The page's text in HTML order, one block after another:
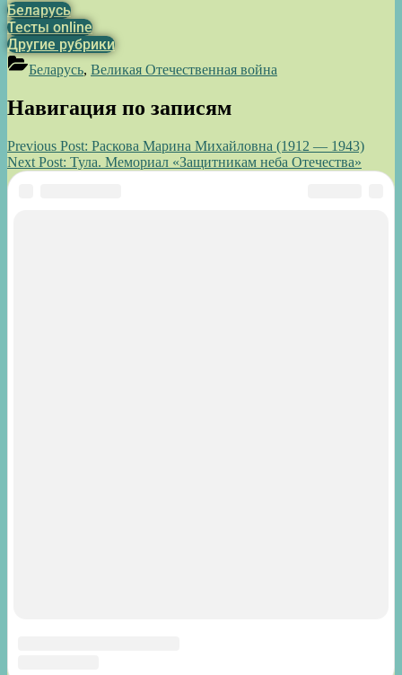
Беларусь
Тесты online
Другие рубрики
Беларусь, Великая Отечественная война
Навигация по записям
Previous Post: Раскова Марина Михайловна (1912 — 1943)
Next Post: Тула. Мемориал «Защитникам неба Отечества»
Поиск